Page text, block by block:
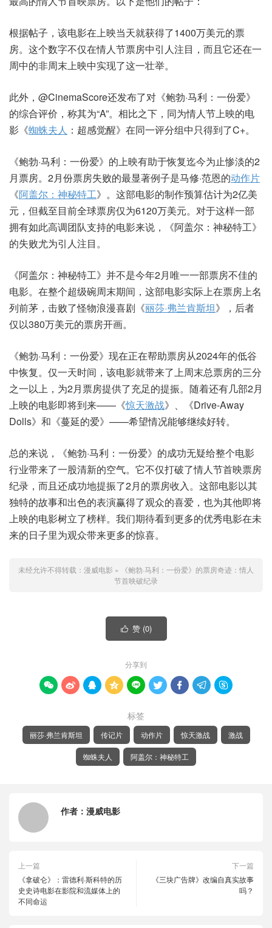
根据帖子，该电影在上映当天就获得了1400万美元的票
房。这个数字不仅在情人节票房中引人注目，而且它还在一
周中的非周末上映中实现了这一壮举。
此外，@CinemaScore还发布了对《鲍勃·马利：一份爱》
的综合评价，称其为“A”。相比之下，同为情人节上映的电
影《蜘蛛夫人 ：超感觉醒》在同一评分组中只得到了C+。
《鲍勃·马利：一份爱》的上映有助于恢复迄今为止惨淡的2
月票房。2月份票房失败的最显著例子是马修·范恩的动作片
《阿盖尔：神秘特工》。这部电影的制作预算估计为2亿美
元，但截至目前全球票房仅为6120万美元。对于这样一部
拥有如此高调团队支持的电影来说，《阿盖尔：神秘特工》
的失败尤为引人注目。
《阿盖尔：神秘特工》并不是今年2月唯一一部票房不佳的
电影。在整个超级碗周末期间，这部电影实际上在票房上名
列前茅，击败了怪物浪漫喜剧《丽莎·弗兰肯斯坦》，后者
仅以380万美元的票房开画。
《鲍勃·马利：一份爱》现在正在帮助票房从2024年的低谷
中恢复。仅一天时间，该电影就带来了上周末总票房的三分
之一以上，为2月票房提供了充足的提振。随着还有几部2月
上映的电影即将到来——《惊天激战》、《Drive-Away
Dolls》和《蔓延的爱》——希望情况能够继续好转。
总的来说，《鲍勃·马利：一份爱》的成功无疑给整个电影
行业带来了一股清新的空气。它不仅打破了情人节首映票房
纪录，而且还成功地提振了2月的票房收入。这部电影以其
独特的故事和出色的表演赢得了观众的喜爱，也为其他即将
上映的电影树立了榜样。我们期待看到更多的优秀电影在未
来的日子里为观众带来更多的惊喜。
未经允许不得转载： 漫威电影 »
《鲍勃·马利：一份爱》的票房奇迹：情人
节首映破纪录
 赞 (0)
分享到
        
标签
丽莎·弗兰肯斯坦 传记片 动作片 惊天激战 激战
蜘蛛夫人 阿盖尔：神秘特工
作者： 漫威电影
上一篇
《拿破仑》：雷德利·斯科特的历
史史诗电影在影院和流媒体上的
不同命运
下一篇
《三块广告牌》改编自真实故事
吗？